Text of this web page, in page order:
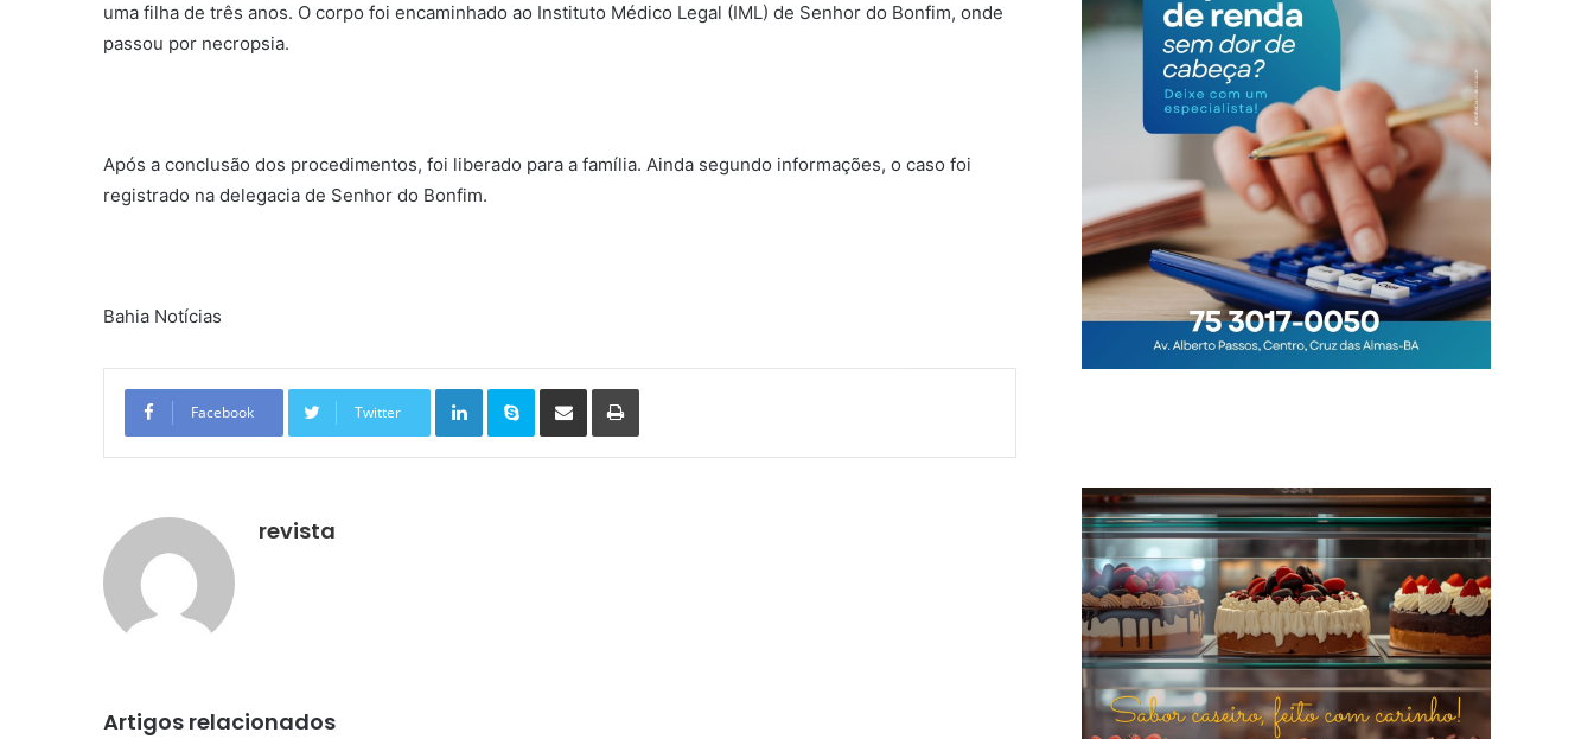
uma filha de três anos. O corpo foi encaminhado ao Instituto Médico Legal (IML) de Senhor do Bonfim, onde
passou por necropsia.
Após a conclusão dos procedimentos, foi liberado para a família. Ainda segundo informações, o caso foi
registrado na delegacia de Senhor do Bonfim.
Bahia Notícias
Facebook Twitter
Linkedin Skype
revista
Artigos relacionados